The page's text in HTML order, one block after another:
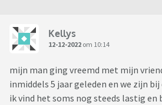
Kellys
12-12-2022 om 10:14
mijn man ging vreemd met mijn
inmiddels 5 jaar geleden en we zijn
ik vind het soms nog steeds lastig